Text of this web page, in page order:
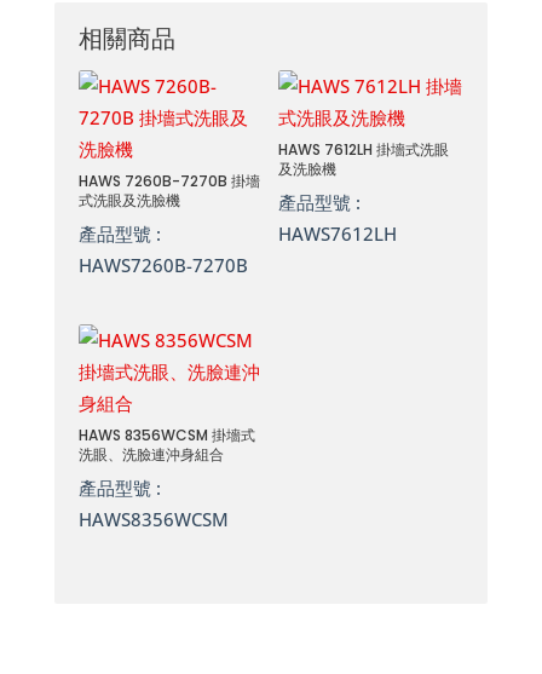
相關商品
HAWS 7260B-7270B 掛墻
式洗眼及洗臉機
產品型號 :
HAWS7260B-7270B
HAWS 7612LH 掛墻式洗眼
及洗臉機
產品型號 :
HAWS7612LH
HAWS 8356WCSM 掛墻式
洗眼、洗臉連沖身組合
產品型號 :
HAWS8356WCSM